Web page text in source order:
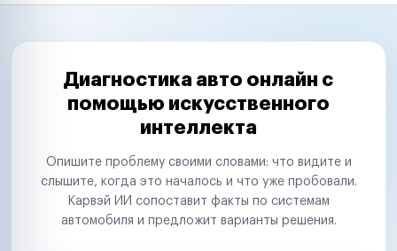
Диагностика авто онлайн с
помощью искусственного
интеллекта
Опишите проблему своими словами: что видите и
слышите, когда это началось и что уже пробовали.
Карвэй ИИ сопоставит факты по системам
автомобиля и предложит варианты решения.